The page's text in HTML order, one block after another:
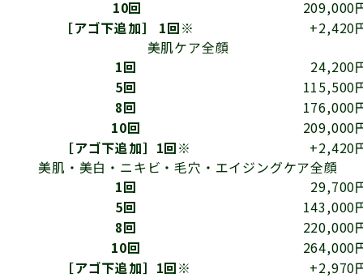
10回
209,000
［アゴ下追加］ 1回※
+2,420
美肌ケア全顔
1回
24,200
5回
115,500
8回
176,000
10回
209,000
［アゴ下追加］1回※
+2,420
美肌・美白・ニキビ・毛穴・エイジングケア全顔
1回
29,700
5回
143,000
8回
220,000
10回
264,000
［アゴ下追加］1回※
+2,970